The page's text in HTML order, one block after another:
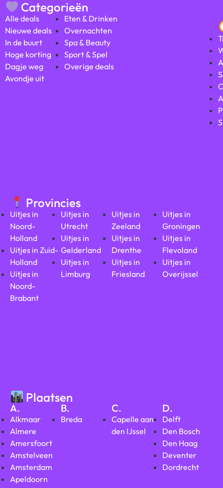
Categorieën
Alle deals
Nieuwe deals
In de buurt
Hoge korting
Dagje weg
Avondje uit
Eten & Drinken
Overnachten
Spa & Beauty
Sport & Spel
Overige deals
Provincies
Uitjes in
Noord-
Holland
Uitjes in Zuid-
Holland
Uitjes in
Noord-
Brabant
Uitjes in
Utrecht
Uitjes in
Gelderland
Uitjes in
Limburg
Uitjes in
Zeeland
Uitjes in
Drenthe
Uitjes in
Friesland
Uitjes in
Groningen
Uitjes in
Flevoland
Uitjes in
Overijssel
Plaatsen
A.
Alkmaar
Almere
Amersfoort
Amstelveen
Amsterdam
Apeldoorn
B.
Breda
C.
Capelle aan
den IJssel
D.
Delft
Den Bosch
Den Haag
Deventer
Dordrecht